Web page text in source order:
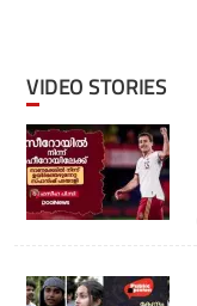
VIDEO STORIES